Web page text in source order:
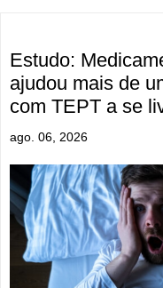
Estudo:
ajudou mais de
com TEPT a se
ago. 06, 2026